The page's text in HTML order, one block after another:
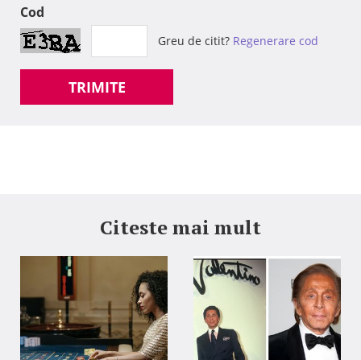
Cod
Greu de citit? Regenerare cod
TRIMITE
Citeste mai mult